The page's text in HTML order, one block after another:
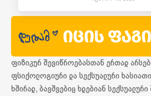
ფიზიკურ შევიწროებასთან ერთად
ფსიქოლოგიური და სექსუალური
ხშირად, ბავშვებიც ხდებიან